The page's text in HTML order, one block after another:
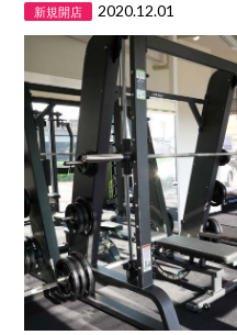
新規開店 2020.12.01